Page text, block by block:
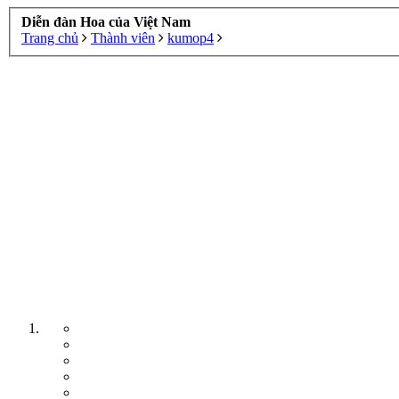
Diễn đàn Hoa của Việt Nam
Trang chủ
Thành viên kumop4